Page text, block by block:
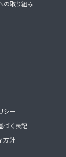
の取り組み
シー
づく表記
方針